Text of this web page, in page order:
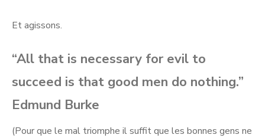
Et agissons.
“All that is necessary for evil to
succeed is that good men do nothing.”
Edmund Burke
(Pour que le mal triomphe il suffit que les bonnes gens ne